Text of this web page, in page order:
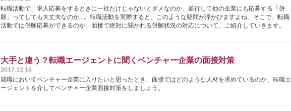
転職活動で、求人応募をするときに一社だけじゃないとダメなのか、並行して他の企業にも応募する「併
願」ってしても大丈夫なのか…。転職活動を実際すると、このような疑問が浮かびますよね。そこで、転職
活動では併願応募ができるのか。面接で絶対に聞かれる併願状況の対応について、ご紹介していきます。
大手と違う？転職エージェントに聞くベンチャー企業の面接対策
2017.12.18
就職においてベンチャー企業に入りたいと思ったとき、面接ではどのような人材を求めているのか、転職エ
ージェントを介してベンチャー企業面接対策をしましょう。